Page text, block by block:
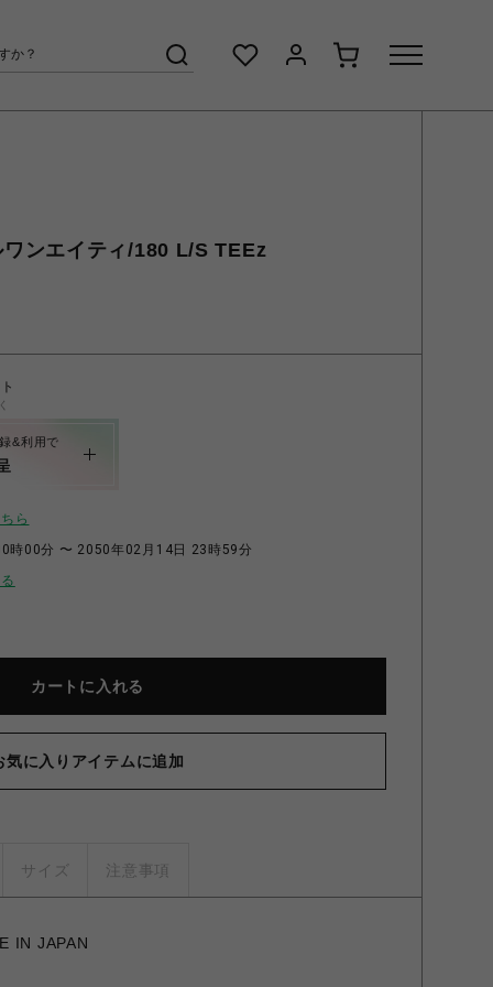
ンエイティ/180 L/S TEEz
&利用で
ら
時00分 〜 2050年02月14日 23時59分
カートに入れる
気に入りアイテムに追加
サイズ 注意事項
IN JAPAN